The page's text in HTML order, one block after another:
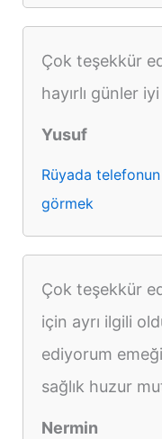
Çok teşekkür
hayırlı günler
Yusuf
Rüyada
görmek
Çok teşekkür
için ayrı ilgili
ediyorum
sağlık huzur
Nermin